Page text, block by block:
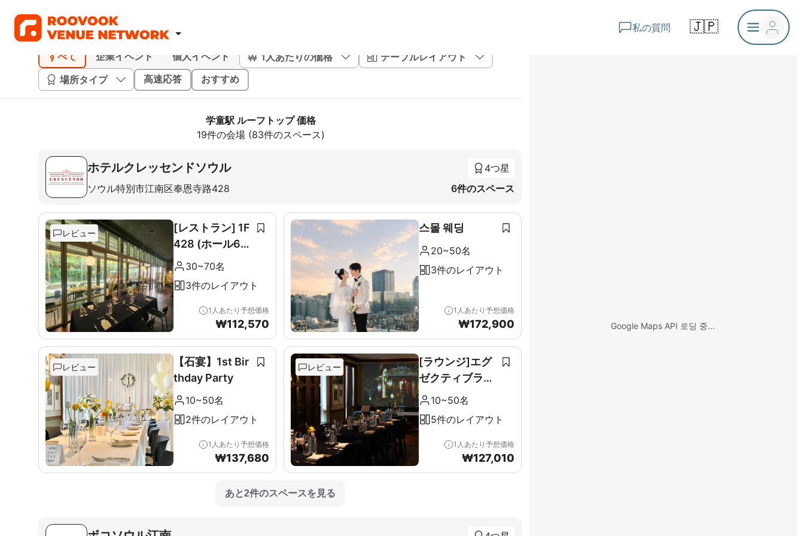
私の質問 🇯🇵
すべて 企業イベント 個人イベント 1人あたりの価格
テーブルレイアウト
場所タイプ
高速応答 おすすめ
学童駅 ルーフトップ 価格
19件の会場 (83件のスペース)
ホテルクレッセンドソウル
ソウル特別市江南区奉恩寺路428
4つ星
6件のスペース
レビュー
[レストラン] 1F
428 (ホール60
席+ルーム10席)
30~70名
3件のレイアウト
1人あたり予想価格
₩112,570
스몰 웨딩
20~50名
3件のレイアウト
1人あたり予想価格
₩172,900
レビュー
【石宴】1st Bir
thday Party
10~50名
2件のレイアウト
1人あたり予想価格
₩137,680
レビュー
[ラウンジ]エグ
ゼクティブラウ
ンジ＆テラス全
10~50名
5件のレイアウト
1人あたり予想価格
₩127,010
あと2件のスペースを見る
Google Maps API 로딩 중...